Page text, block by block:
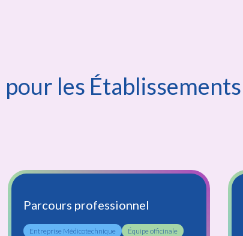
pour les
Parcours professionnel
Entreprise Médicotechnique
Équipe officinale